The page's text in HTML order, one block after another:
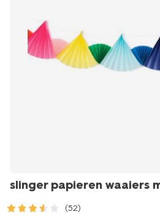
slinger papieren waaiers
(52)